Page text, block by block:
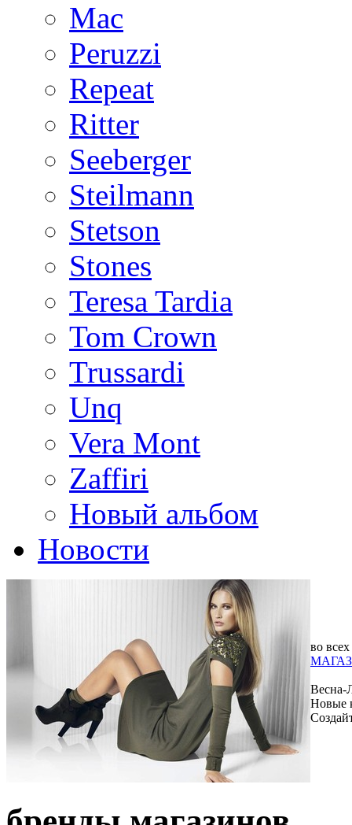
Mac
Peruzzi
Repeat
Ritter
Seeberger
Steilmann
Stetson
Stones
Teresa Tardia
Tom Crown
Trussardi
Unq
Vera Mont
Zaffiri
Новый альбом
Новости
во всех
Весна-
Новые